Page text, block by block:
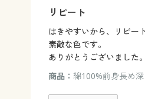
リピート
はきやすいから、リピー
素敵な色です。
ありがとうございました。
商品： 綿100%前身長め